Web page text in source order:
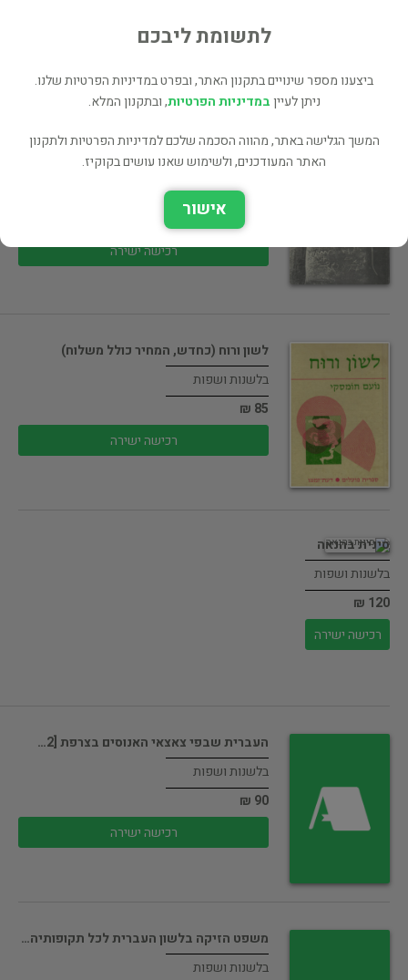
רכישה ישירה
ראשית תולדותיו של האלפבית (כחדש,
המחיר…
בלשנות ושפות
רכישה ישירה
לשון ורוח (כחדש, המחיר כולל משלוח)
בלשנות ושפות
85 ₪
רכישה ישירה
סינית בהנאה
בלשנות ושפות
120 ₪
רכישה ישירה
העברית שבפי צאצאי האנוסים בצרפת [2…
בלשנות ושפות
90 ₪
רכישה ישירה
משפט הזיקה בלשון העברית לכל תקופותיה…
בלשנות ושפות
לתשומת ליבכם
ביצענו מספר שינויים בתקנון האתר, ובפרט במדיניות הפרטיות שלנו.
ניתן לעייןבמדיניות הפרטיות, ובתקנון המלא.
המשך הגלישה באתר, מהווה הסכמה שלכם למדיניות הפרטיות ולתקנון
האתר המעודכנים, ולשימוש שאנו עושים בקוקיז.
אישור